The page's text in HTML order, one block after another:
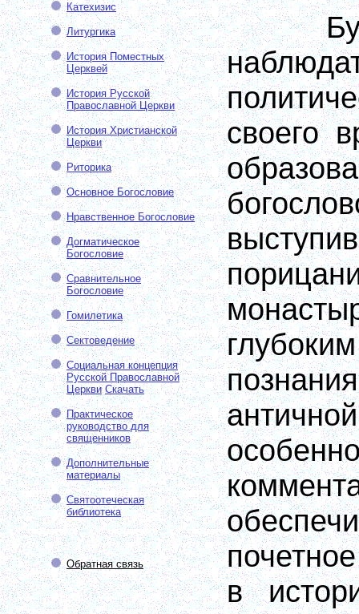
Катехизис
Литургика
История Поместных
Церквей
История Русской
Православной Церкви
История Христианской
Церкви
Риторика
Основное Богословие
Нравственное Богословие
Догматическое
Богословие
Сравнительное
Богословие
Гомилетика
Сектоведение
Социальная концепция
Русской Православной
Церкви Скачать
Практическое
руководство для
священников
Дополнительные
материалы
Святоотеческая
библиотека
Обратная связь
своего
в